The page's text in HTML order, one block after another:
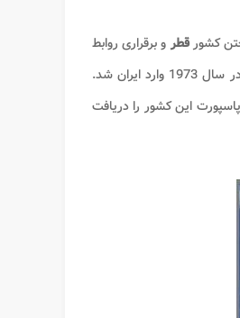
کشورقطرو برقراری روابط
در سال 1973 وارد ایران شد.
پاسپورت این کشور را دریافت